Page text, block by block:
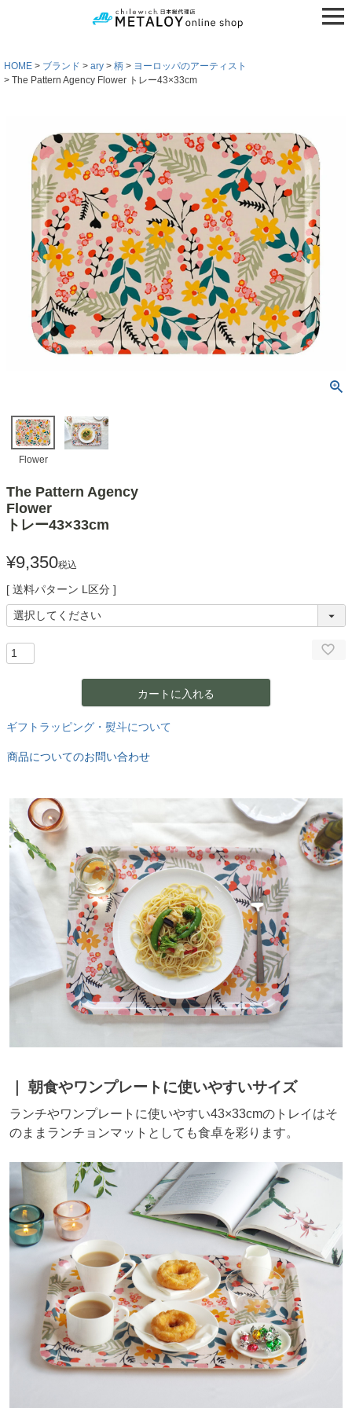
HOME ブランド ary 柄
ヨーロッパのアーティスト
The Pattern Agency Flower トレー43×33cm
Flower
The Pattern Agency
Flower
トレー43×33cm
¥9,350税込
送料パターン L区分
カートに入れる
ギフトラッピング・熨斗について
商品についてのお問い合わせ
朝食やワンプレートに使いやすいサイズ
ランチやワンプレートに使いやすい43×33cmのトレイはそ
のままランチョンマットとしても食卓を彩ります。
検索